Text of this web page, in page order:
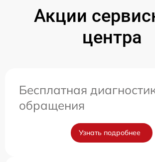
Акции
центра
Бесплатная
обращения
Узнать подробнее